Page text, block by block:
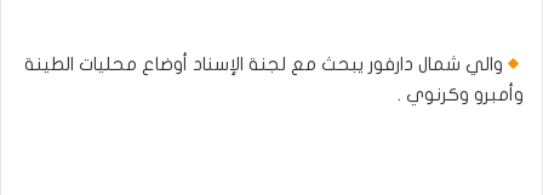
والي شمال دارفور يبحث مع لجنة الإسناد أوضاع محليات الطينة
وأمبرو وكرنوي .